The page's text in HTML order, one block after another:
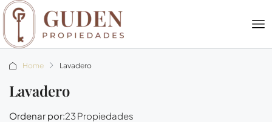
Home Lavadero
Lavadero
23 Propiedades
Ordenar por: